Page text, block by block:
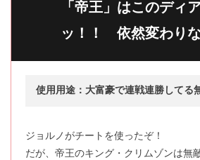
「帝王」はこのディ
ッ！！ 依然変わりな
使用用途：大富豪で連戦連勝してる
ジョルノがチートを使ったぞ！
だが、帝王のキング・クリムゾンは無